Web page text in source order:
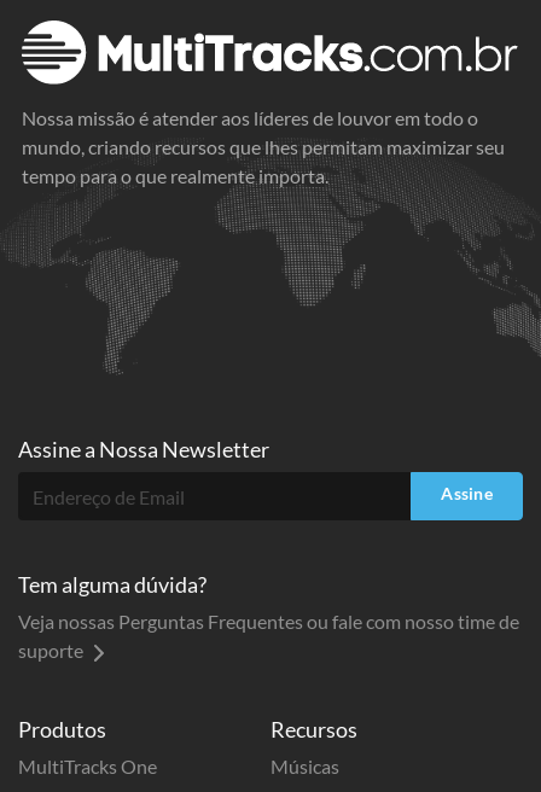
Nossa missão é atender aos líderes de louvor em todo o
mundo, criando recursos que lhes permitam maximizar seu
tempo para o que realmente importa.
Produtos
MultiTracks One
Recursos
Músicas
Assine a Nossa Newsletter
Assine
Tem alguma dúvida?
Veja nossas Perguntas Frequentes ou fale com nosso time de
suporte